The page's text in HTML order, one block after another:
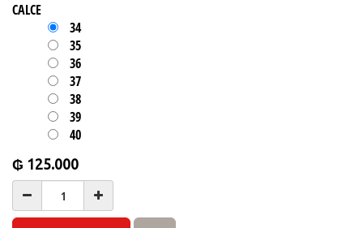
CALCE
34
35
36
37
38
39
40
₲ 125.000